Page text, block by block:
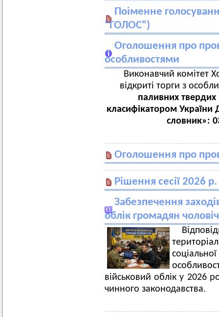
Поіменне
"ГОЛОС")
Оголошення про
особливостями
Виконавчий комітет
відкриті торги з
паливних
класифікатором України
словник»:
Оголошення про
Рішення сесії 2026 р.
Забезпечення
облік громадян
військовий облік у 2026
чинного законодавства.